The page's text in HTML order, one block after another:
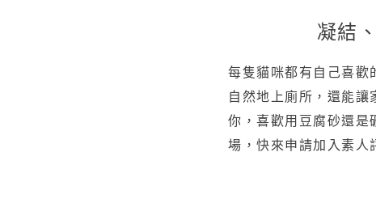
凝結
每隻貓咪都有自己喜歡
自然地上廁所，還能
你，喜歡用豆腐砂還是
場，快來申請加入素人